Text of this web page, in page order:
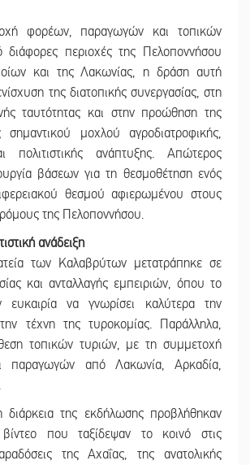
φορέων, παραγωγών και τοπικών
διάφορες περιοχές της Πελοποννήσου
και της Λακωνίας, η δράση αυτή
της διατοπικής συνεργασίας, στη
ταυτότητας και στην προώθηση της
μοχλού αγροδιατροφικής,
πολιτιστικής ανάπτυξης. Απώτερος
βάσεων για τη θεσμοθέτηση ενός
θεσμού αφιερωμένου στους
της Πελοποννήσου.
ανάδειξη
των Καλαβρύτων μετατράπηκε σε
και ανταλλαγής εμπειριών, όπου το
ευκαιρία να γνωρίσει καλύτερα την
τέχνη της τυροκομίας. Παράλληλα,
τοπικών τυριών, με τη συμμετοχή
παραγωγών από Λακωνία, Αρκαδία,
της εκδήλωσης προβλήθηκαν
που ταξίδεψαν το κοινό στις
της Αχαΐας, της ανατολικής